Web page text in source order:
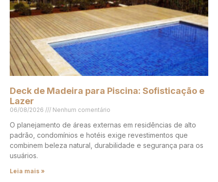
Deck de Madeira para Piscina: Sofisticação e
Lazer
06/08/2026 Nenhum comentário
O planejamento de áreas externas em residências de alto
padrão, condomínios e hotéis exige revestimentos que
combinem beleza natural, durabilidade e segurança para os
usuários.
Leia mais »